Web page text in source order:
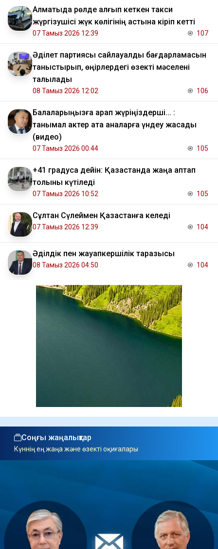
Алматыда рөлде қалғып кеткен такси
жүргізушісі жүк көлігінің астына кіріп кетті
07 Тамыз 2026 12:39 107
Әділет партиясы сайлауалды бағдарламасын
таныстырып, өңірлердегі өзекті мәселені
талқылады
08 Тамыз 2026 12:02 106
Балаларыңызға қарап жүріңіздерші... :
танымал актер ата аналарға үндеу жасады
(видео)
07 Тамыз 2026 00:44 105
+41 градусқа дейін: Қазақстанда жаңа аптап
толқыны күтіледі
07 Тамыз 2026 10:52 105
Сұлтан Сүлеймен Қазақстанға келеді
07 Тамыз 2026 12:39 104
Әділдік пен жауапкершілік таразысы
08 Тамыз 2026 04:50 104
Соңғы жаңалықтар
Күннің ең жаңа және өзекті оқиғалары